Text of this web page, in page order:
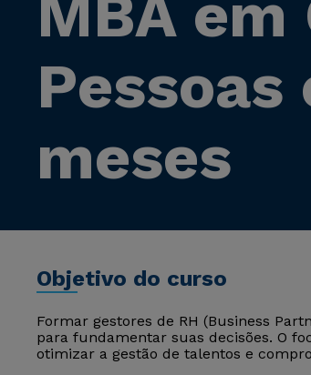
MBA
meses
Objetivo do curso
Formar gestores de RH (Business
para fundamentar suas decisões. O
otimizar a gestão de talentos e